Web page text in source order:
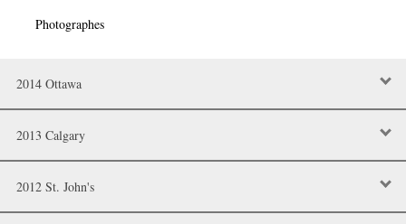
Photographes
2014 Ottawa
2013 Calgary
2012 St. John's